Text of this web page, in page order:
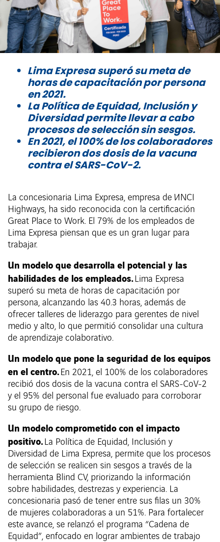
Lima Expresa superó su meta de
horas de capacitación por persona
en 2021.
La Política de Equidad, Inclusión y
Diversidad permite llevar a cabo
procesos de selección sin sesgos.
En 2021, el 100% de los colaboradores
recibieron dos dosis de la vacuna
contra el SARS-CoV-2.
La concesionaria Lima Expresa, empresa de VINCI
Highways, ha sido reconocida con la certificación
Great Place to Work. El 79% de los empleados de
Lima Expresa piensan que es un gran lugar para
trabajar.
Un modelo que desarrolla el potencial y las
habilidades de los empleados.Lima Expresa
superó su meta de horas de capacitación por
persona, alcanzando las 40.3 horas, además de
ofrecer talleres de liderazgo para gerentes de nivel
medio y alto, lo que permitió consolidar una cultura
de aprendizaje colaborativo.
Un modelo que pone la seguridad de los equipos
en el centro.En 2021, el 100% de los colaboradores
recibió dos dosis de la vacuna contra el SARS-CoV-2
y el 95% del personal fue evaluado para corroborar
su grupo de riesgo.
Un modelo comprometido con el impacto
positivo.La Política de Equidad, Inclusión y
Diversidad de Lima Expresa, permite que los procesos
de selección se realicen sin sesgos a través de la
herramienta Blind CV, priorizando la información
sobre habilidades, destrezas y experiencia. La
concesionaria pasó de tener entre sus filas un 30%
de mujeres colaboradoras a un 51%. Para fortalecer
este avance, se relanzó el programa “Cadena de
Equidad”, enfocado en lograr ambientes de trabajo